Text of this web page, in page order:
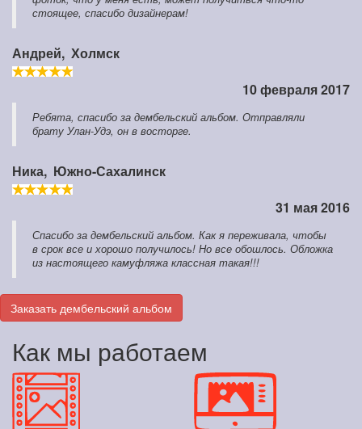
стоящее, спасибо дизайнерам!
Андрей, Холмск
10 февраля 2017
Ребята, спасибо за дембельский альбом. Отправляли
брату Улан-Удэ, он в восторге.
Ника, Южно-Сахалинск
31 мая 2016
Спасибо за дембельский альбом. Как я переживала, чтобы
в срок все и хорошо получилось! Но все обошлось. Обложка
из настоящего камуфляжа классная такая!!!
Заказать дембельский альбом
Как мы работаем